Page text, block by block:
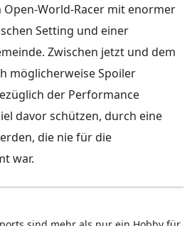
World-Racer mit enormer
Setting und einer
Zwischen jetzt und dem
möglicherweise Spoiler
der Performance
davor schützen, durch eine
die nie für die
war.